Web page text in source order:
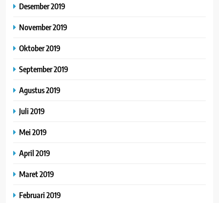
Desember 2019
November 2019
Oktober 2019
September 2019
Agustus 2019
Juli 2019
Mei 2019
April 2019
Maret 2019
Februari 2019